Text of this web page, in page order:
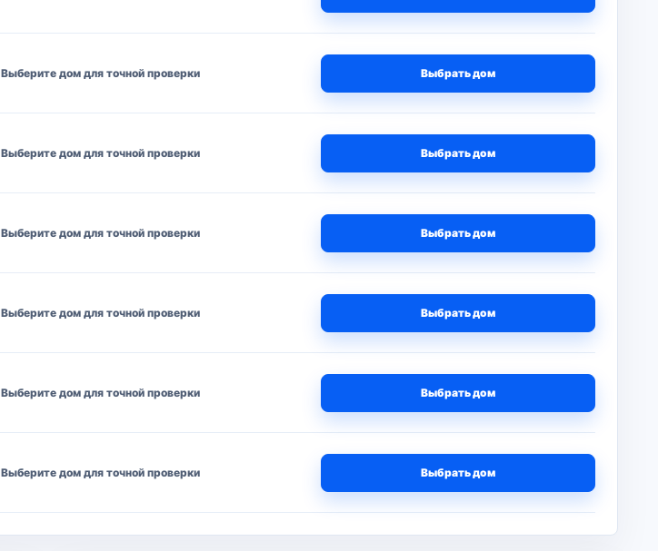
Выберите дом для точной проверки Выбрать дом
Выберите дом для точной проверки Выбрать дом
Выберите дом для точной проверки Выбрать дом
Выберите дом для точной проверки Выбрать дом
Выберите дом для точной проверки Выбрать дом
Выберите дом для точной проверки Выбрать дом